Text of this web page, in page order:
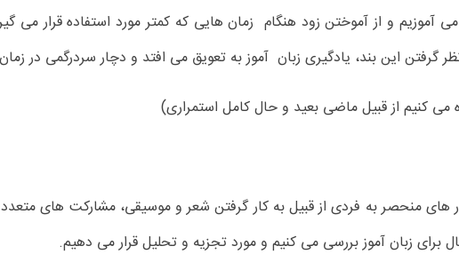
آموزیم و از آموختن زود هنگام زمان هایی که کمتر مورد استفاده قرار می
گرفتن این بند، یادگیری زبان آموز به تعویق می افتد و دچار سردرگمی در
می کنیم از قبیل ماضی بعید و حال کامل استمراری)
های منحصر به فردی از قبیل به کار گرفتن شعر و موسیقی، مشارکت های
برای زبان آموز بررسی می کنیم و مورد تجزیه و تحلیل قرار می دهیم.